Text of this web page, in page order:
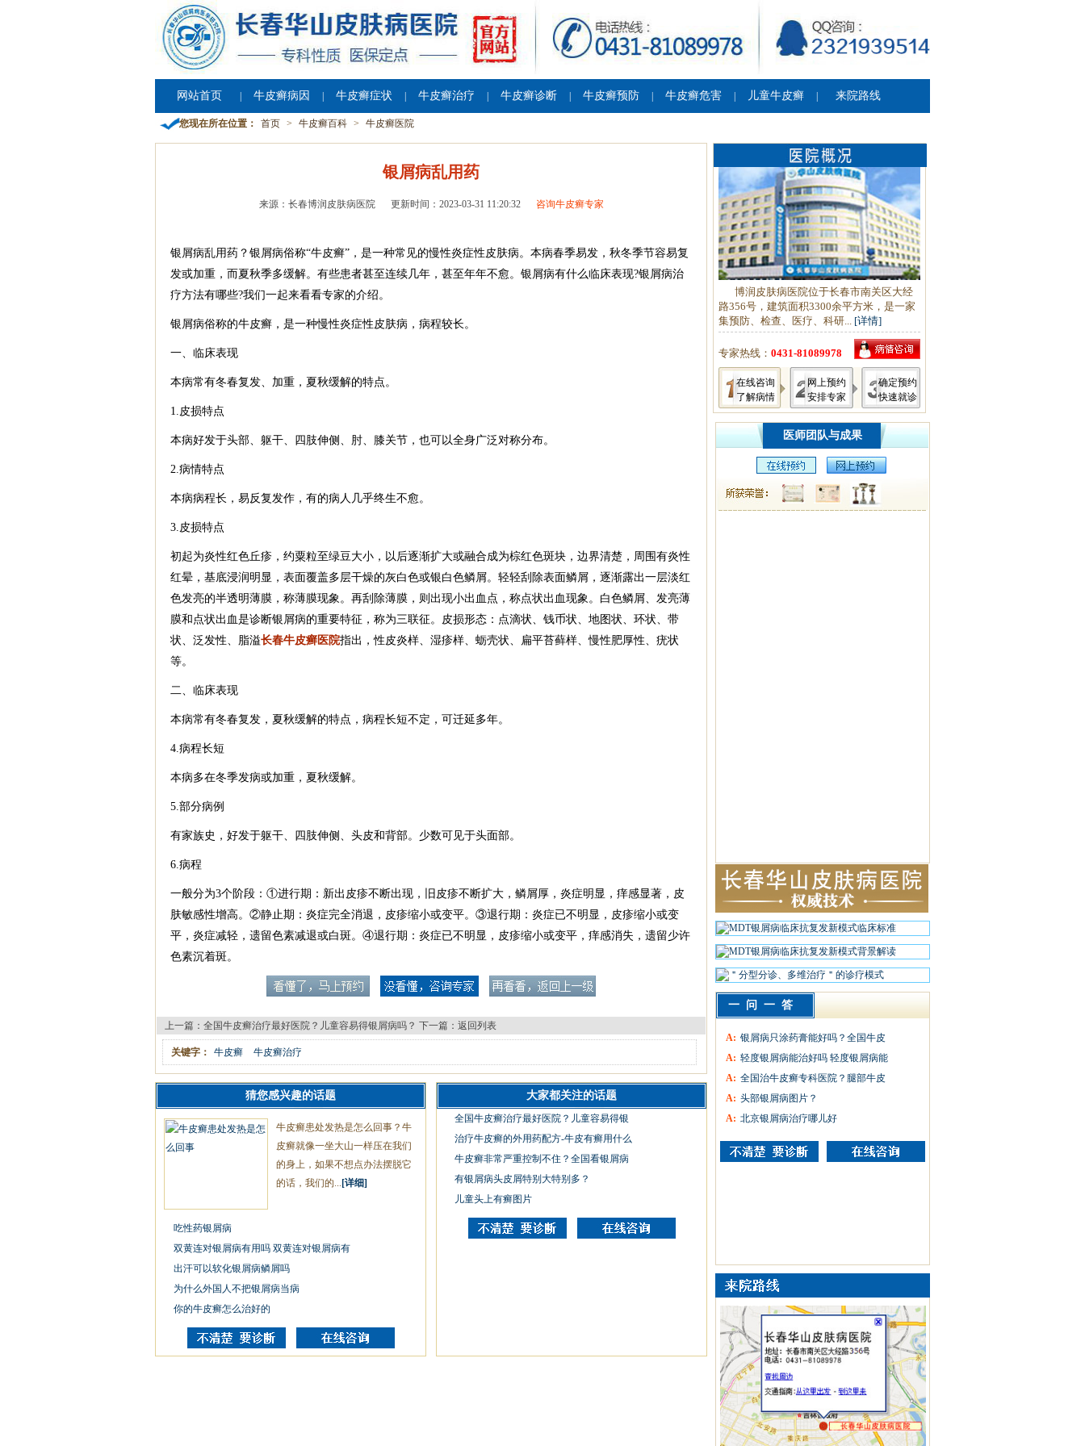
网站首页 牛皮癣病因 牛皮癣症状 牛皮癣治疗 牛皮癣诊断 牛皮癣预防 牛皮癣危害 儿童牛皮癣 来院路线
您现在所在位置： 首页 > 牛皮癣百科 > 牛皮癣医院
银屑病乱用药
来源：长春博润皮肤病医院 更新时间：2023-03-31 11:20:32 咨询牛皮癣专家
银屑病乱用药？银屑病俗称“牛皮癣”，是一种常见的慢性炎症性皮肤病。本病春季易发，秋冬季节容易复
发或加重，而夏秋季多缓解。有些患者甚至连续几年，甚至年年不愈。银屑病有什么临床表现?银屑病治
疗方法有哪些?我们一起来看看专家的介绍。
银屑病俗称的牛皮癣，是一种慢性炎症性皮肤病，病程较长。
一、临床表现
本病常有冬春复发、加重，夏秋缓解的特点。
1.皮损特点
本病好发于头部、躯干、四肢伸侧、肘、膝关节，也可以全身广泛对称分布。
2.病情特点
本病病程长，易反复发作，有的病人几乎终生不愈。
3.皮损特点
初起为炎性红色丘疹，约粟粒至绿豆大小，以后逐渐扩大或融合成为棕红色斑块，边界清楚，周围有炎性
红晕，基底浸润明显，表面覆盖多层干燥的灰白色或银白色鳞屑。轻轻刮除表面鳞屑，逐渐露出一层淡红
色发亮的半透明薄膜，称薄膜现象。再刮除薄膜，则出现小出血点，称点状出血现象。白色鳞屑、发亮薄
膜和点状出血是诊断银屑病的重要特征，称为三联征。皮损形态：点滴状、钱币状、地图状、环状、带
状、泛发性、脂溢长春牛皮癣医院指出，性皮炎样、湿疹样、蛎壳状、扁平苔藓样、慢性肥厚性、疣状
等。
二、临床表现
本病常有冬春复发，夏秋缓解的特点，病程长短不定，可迁延多年。
4.病程长短
本病多在冬季发病或加重，夏秋缓解。
5.部分病例
有家族史，好发于躯干、四肢伸侧、头皮和背部。少数可见于头面部。
6.病程
一般分为3个阶段：①进行期：新出皮疹不断出现，旧皮疹不断扩大，鳞屑厚，炎症明显，痒感显著，皮
肤敏感性增高。②静止期：炎症完全消退，皮疹缩小或变平。③退行期：炎症已不明显，皮疹缩小或变
平，炎症减轻，遗留色素减退或白斑。④退行期：炎症已不明显，皮疹缩小或变平，痒感消失，遗留少许
色素沉着斑。
上一篇： 全国牛皮癣治疗最好医院？儿童容易得银屑病吗？ 下一篇： 返回列表
关键字： 牛皮癣 牛皮癣治疗
猜您感兴趣的话题
牛皮癣患处发热是怎么回事？牛
皮癣就像一坐大山一样压在我们
的身上，如果不想点办法摆脱它
的话，我们的... [详细]
吃性药银屑病
双黄连对银屑病有用吗 双黄连对银屑病有
出汗可以软化银屑病鳞屑吗
为什么外国人不把银屑病当病
你的牛皮癣怎么治好的
大家都关注的话题
全国牛皮癣治疗最好医院？儿童容易得银
治疗牛皮癣的外用药配方-牛皮有癣用什么
牛皮癣非常严重控制不住？全国看银屑病
有银屑病头皮屑特别大特别多？
儿童头上有癣图片
博润皮肤病医院位于长春市南关区大经
路356号，建筑面积3300余平方米，是一家
集预防、检查、医疗、科研... [详情]
专家热线： 0431-81089978
在线咨询
了解病情
网上预约
安排专家
确定预约
快速就诊
医师团队与成果
一问一答
A: 银屑病只涂药膏能好吗？全国牛皮
A: 轻度银屑病能治好吗 轻度银屑病能
A: 全国治牛皮癣专科医院？腿部牛皮
A: 头部银屑病图片？
A: 北京银屑病治疗哪儿好